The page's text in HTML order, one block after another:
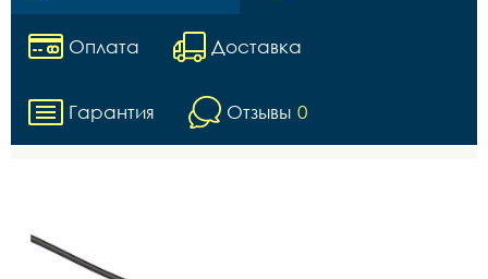
Оплата Доставка
Гарантия Отзывы 0